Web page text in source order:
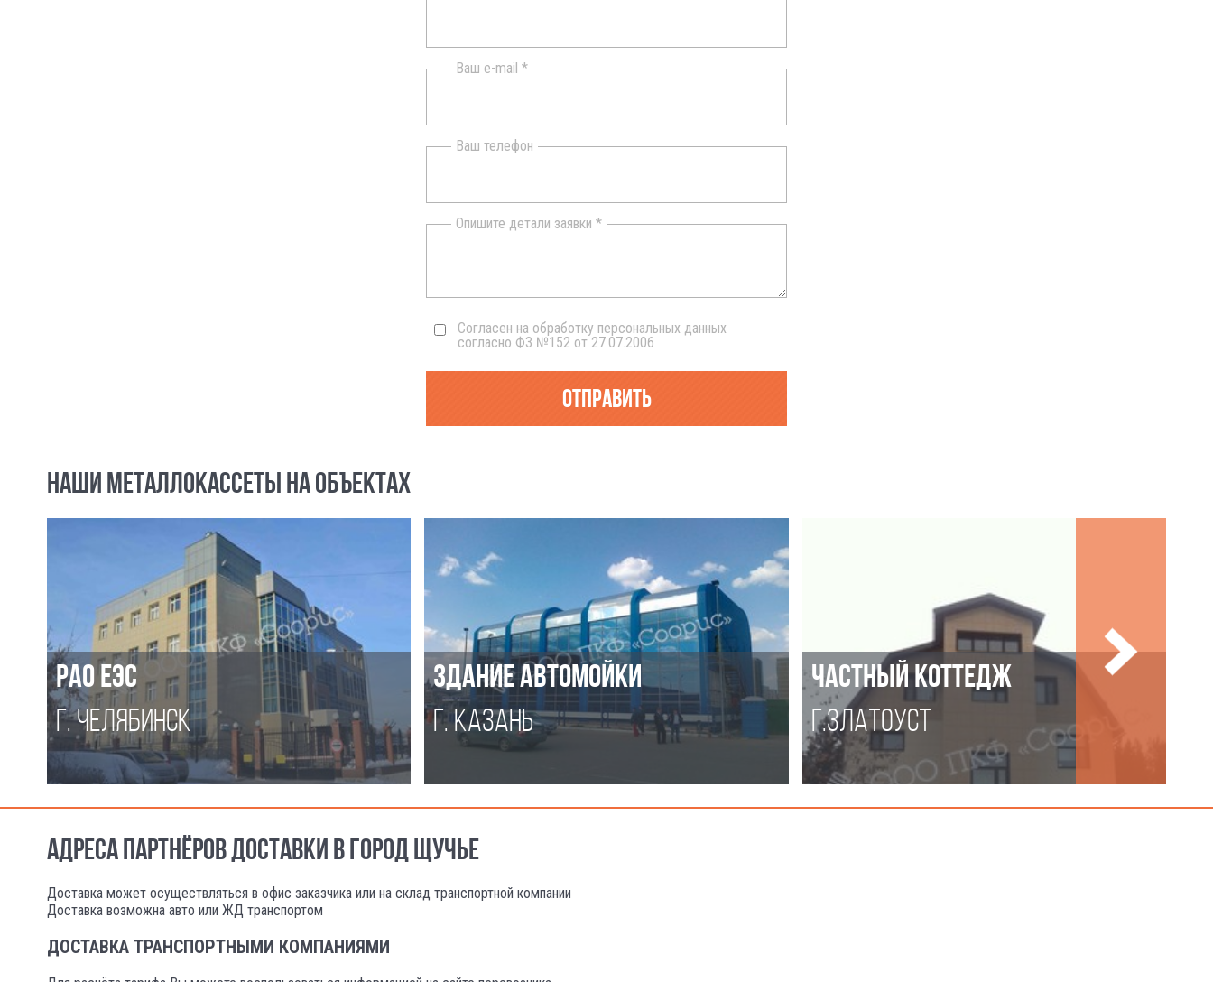
Ваш e-mail *
Ваш телефон
Опишите детали заявки *
Согласен на обработку персональных данных
согласно ФЗ №152 от 27.07.2006
Отправить
НАШИ МЕТАЛЛОКАССЕТЫ НА ОБЪЕКТАХ
РАО ЕЭС
Г. ЧЕЛЯБИНСК
ЗДАНИЕ АВТОМОЙКИ
Г. КАЗАНЬ
ЧАСТНЫЙ КОТТЕДЖ
Г.ЗЛАТОУСТ
АДРЕСА ПАРТНЁРОВ ДОСТАВКИ В ГОРОД ЩУЧЬЕ
Доставка может осуществляться в офис заказчика или на склад транспортной компании
Доставка возможна авто или ЖД транспортом
ДОСТАВКА ТРАНСПОРТНЫМИ КОМПАНИЯМИ